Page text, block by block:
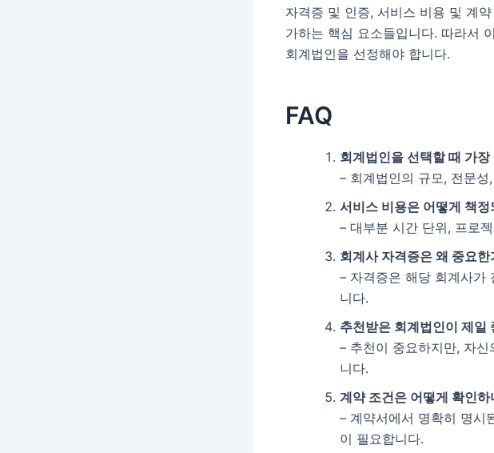
자격증 및 인증, 서비스 비용 및 계
가하는 핵심 요소들입니다. 따라서
회계법인을 선정해야 합니다.
FAQ
회계법인을 선택할 때 가
– 회계법인의 규모, 전문
서비스 비용은 어떻게 책정
– 대부분 시간 단위, 프로
회계사 자격증은 왜 중요한
– 자격증은 해당 회계사가
니다.
추천받은 회계법인이 제일
– 추천이 중요하지만, 자
니다.
계약 조건은 어떻게 확인하
– 계약서에서 명확히 명시
이 필요합니다.